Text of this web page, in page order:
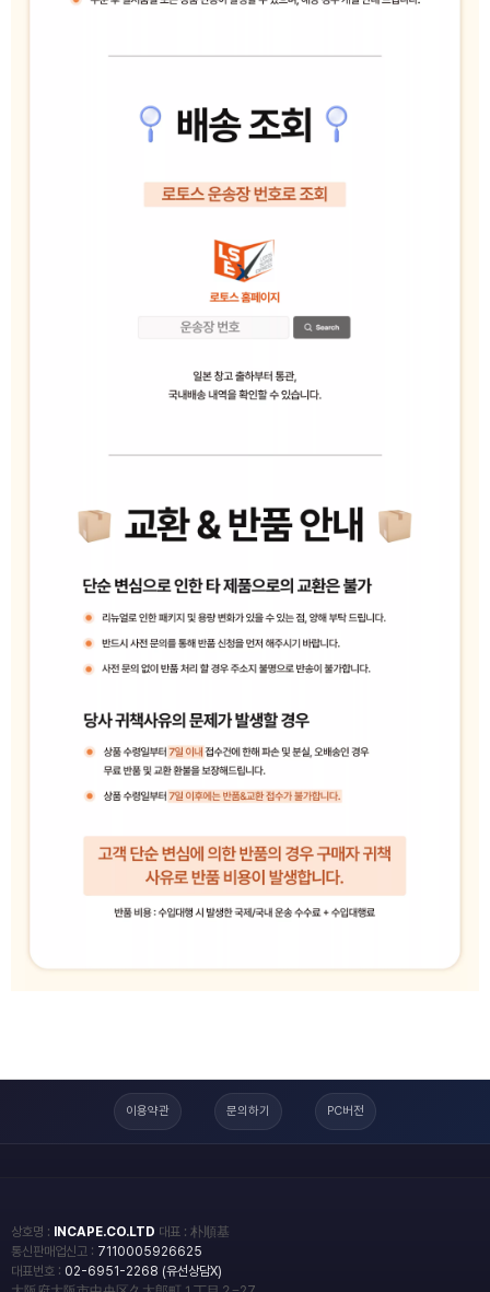
이용약관 문의하기 PC버전
상호명 : INCAPE.CO.LTD 대표 : 朴順基
통신판매업신고 : 7110005926625
대표번호 : 02-6951-2268 (유선상담X)